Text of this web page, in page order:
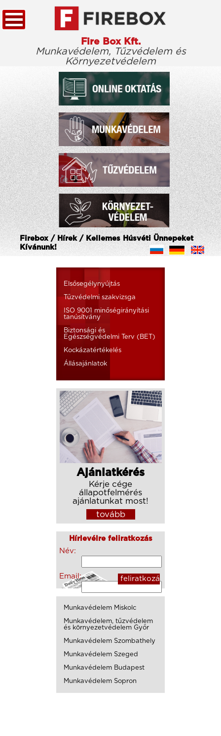
Fire Box Kft.
Munkavédelem, Tűzvédelem és
Környezetvédelem
KEZDŐLAP
TÖRVÉNYTÁR
CÉGÜNKRŐL
KIEMELT ÜGYFELEINK
ELÉRHETŐSÉG
Firebox / Hírek / Kellemes Húsvéti Ünnepeket
Kívánunk!
Elsősegélynyújtás
Tűzvédelmi szakvizsga
ISO 9001 minőségirányítási
tanúsítvány
Biztonsági és
Egészségvédelmi Terv (BET)
Kockázatértékelés
Állásajánlatok
Ajánlatkérés
Kérje cége
állapotfelmérés
ajánlatunkat most!
tovább
Hírlevélre feliratkozás
Név:
Email:
Munkavédelem Miskolc
Munkavédelem, tűzvédelem
és környezetvédelem Győr
Munkavédelem Szombathely
Munkavédelem Szeged
Munkavédelem Budapest
Munkavédelem Sopron